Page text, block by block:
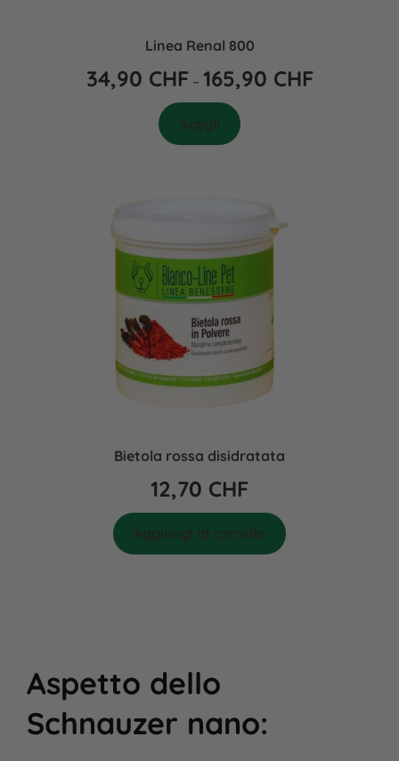
Linea Renal 800
34,90 CHF – 165,90 CHF
Bietola rossa disidratata
12,70 CHF
Aspetto dello
Schnauzer nano: